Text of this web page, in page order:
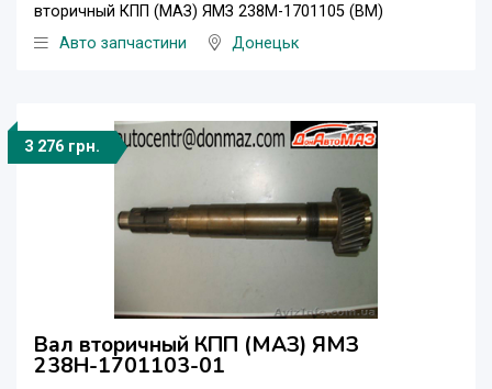
вторичный КПП (МАЗ) ЯМЗ 238М-1701105 (ВМ)
Авто запчастини
Донецьк
3 276 грн.
Вал вторичный КПП (МАЗ) ЯМЗ
238Н-1701103-01